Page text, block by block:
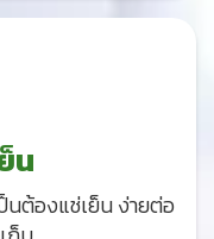
น
ต้องแช่เย็น ง่ายต่อ